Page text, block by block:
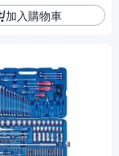
加入購物車